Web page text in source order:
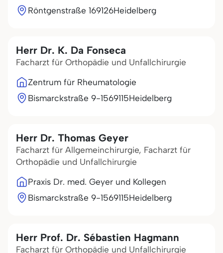
Röntgenstraße 169126Heidelberg
Herr Dr. K. Da Fonseca
Facharzt für Orthopädie und Unfallchirurgie
Zentrum für Rheumatologie
Bismarckstraße 9-1569115Heidelberg
Herr Dr. Thomas Geyer
Facharzt für Allgemeinchirurgie, Facharzt für
Orthopädie und Unfallchirurgie
Praxis Dr. med. Geyer und Kollegen
Bismarckstraße 9-1569115Heidelberg
Herr Prof. Dr. Sébastien Hagmann
Facharzt für Orthopädie und Unfallchirurgie